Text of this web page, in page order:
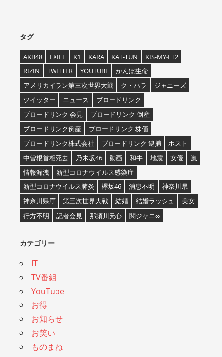
タグ
AKB48 EXILE K1 KARA KAT-TUN
KIS-MY-FT2
RIZIN
TWITTER YOUTUBE
かんぽ生命
アメリカイラン第三次世界大戦
ク・ハラ
ジャニーズ
ツイッター
ニュース
ブロードリンク
ブロードリンク 会見
ブロードリンク 倒産
ブロードリンク倒産
ブロードリンク 株価
ブロードリンク株式会社
ブロードリンク 逮捕
ホスト
中曽根首相死去
乃木坂46 動画 和牛 地震 女優
嵐
情報漏洩
新型コロナウイルス感染症
新型コロナウイルス肺炎
欅坂46 消息不明
神奈川県
神奈川県庁
第三次世界大戦 結婚 結婚ラッシュ
美女
行方不明
記者会見 那須川天心 関ジャニ∞
カテゴリー
IT
TV番組
YouTube
お得
お知らせ
お笑い
ものまね